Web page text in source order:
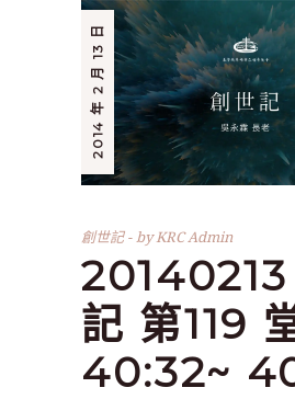
2014 年 2 月 13 日
創世記 byKRC Admin
記 第119
40:32~